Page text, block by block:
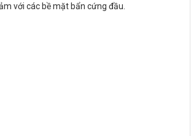
với các bề mặt bẩn cứng đầu.